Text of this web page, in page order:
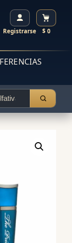
Registrarse $ 0